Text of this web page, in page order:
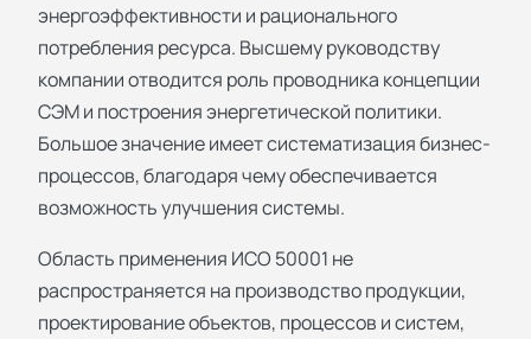
энергоэффективности и рационального
потребления ресурса. Высшему руководству
компании отводится роль проводника концепции
СЭМ и построения энергетической политики.
Большое значение имеет систематизация бизнес-
процессов, благодаря чему обеспечивается
возможность улучшения системы.
Область применения ИСО 50001 не
распространяется на производство продукции,
проектирование объектов, процессов и систем,